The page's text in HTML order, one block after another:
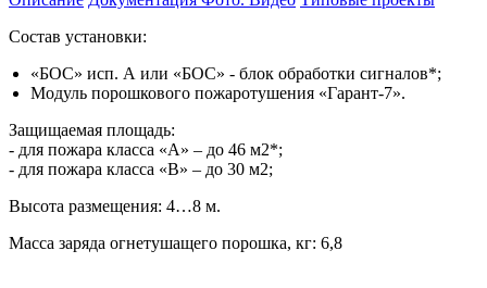
Состав установки:
«БОС» исп. А или «БОС» - блок обработки сигналов*;
Модуль порошкового пожаротушения «Гарант-7».
Защищаемая площадь:
- для пожара класса «А» – до 46 м2*;
- для пожара класса «В» – до 30 м2;
Высота размещения: 4…8 м.
Масса заряда огнетушащего порошка, кг: 6,8